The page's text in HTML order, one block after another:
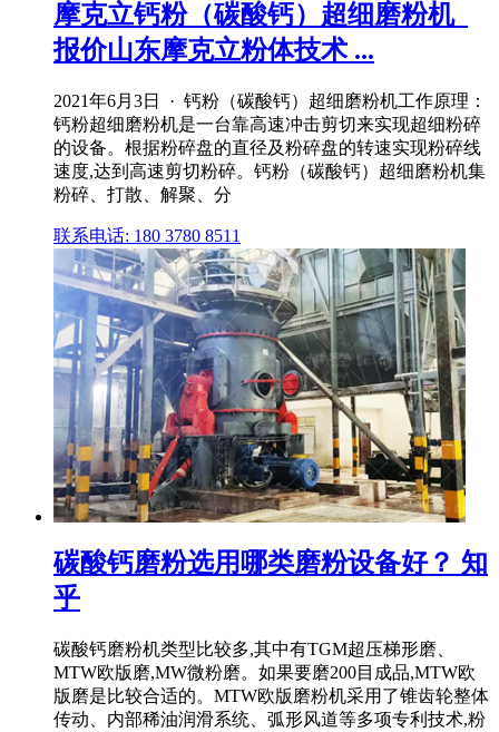
摩克立钙粉（碳酸钙）超细磨粉机_
报价山东摩克立粉体技术 ...
2021年6月3日 · 钙粉（碳酸钙）超细磨粉机工作原理：
钙粉超细磨粉机是一台靠高速冲击剪切来实现超细粉碎
的设备。根据粉碎盘的直径及粉碎盘的转速实现粉碎线
速度,达到高速剪切粉碎。钙粉（碳酸钙）超细磨粉机集
粉碎、打散、解聚、分
联系电话: 180 3780 8511
碳酸钙磨粉选用哪类磨粉设备好？ 知
乎
碳酸钙磨粉机类型比较多,其中有TGM超压梯形磨、
MTW欧版磨,MW微粉磨。如果要磨200目成品,MTW欧
版磨是比较合适的。MTW欧版磨粉机采用了锥齿轮整体
传动、内部稀油润滑系统、弧形风道等多项专利技术,粉